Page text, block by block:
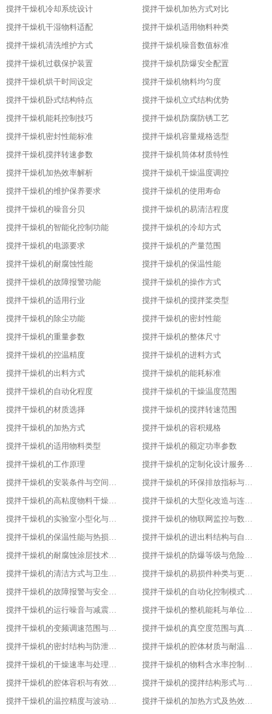
搅拌干燥机冷却系统设计
搅拌干燥机加热方式对比
搅拌干燥机干湿物料适配
搅拌干燥机适用物料种类
搅拌干燥机清洗维护方式
搅拌干燥机噪音数值标准
搅拌干燥机过载保护装置
搅拌干燥机防爆安全配置
搅拌干燥机烘干时间设定
搅拌干燥机物料均匀度
搅拌干燥机卧式结构特点
搅拌干燥机立式结构优势
搅拌干燥机能耗控制技巧
搅拌干燥机防腐防锈工艺
搅拌干燥机密封性能标准
搅拌干燥机容量规格选型
搅拌干燥机搅拌转速参数
搅拌干燥机筒体材质特性
搅拌干燥机加热效率解析
搅拌干燥机干燥温度调控
搅拌干燥机的维护保养要求
搅拌干燥机的使用寿命
搅拌干燥机的噪音分贝
搅拌干燥机的易清洁程度
搅拌干燥机的智能化控制功能
搅拌干燥机的冷却方式
搅拌干燥机的电源要求
搅拌干燥机的产量范围
搅拌干燥机的耐腐蚀性能
搅拌干燥机的保温性能
搅拌干燥机的故障报警功能
搅拌干燥机的操作方式
搅拌干燥机的适用行业
搅拌干燥机的搅拌桨类型
搅拌干燥机的除尘功能
搅拌干燥机的密封性能
搅拌干燥机的重量参数
搅拌干燥机的整体尺寸
搅拌干燥机的控温精度
搅拌干燥机的进料方式
搅拌干燥机的出料方式
搅拌干燥机的能耗标准
搅拌干燥机的自动化程度
搅拌干燥机的干燥温度范围
搅拌干燥机的材质选择
搅拌干燥机的搅拌转速范围
搅拌干燥机的加热方式
搅拌干燥机的容积规格
搅拌干燥机的适用物料类型
搅拌干燥机的额定功率参数
搅拌干燥机的工作原理
搅拌干燥机的定制化设计服务范围
搅拌干燥机的安装条件与空间布局要求
搅拌干燥机的环保排放指标与净化措施
搅拌干燥机的高粘度物料干燥适配设计
搅拌干燥机的大型化改造与连续生产能力
搅拌干燥机的实验室小型化与参数复刻性
搅拌干燥机的物联网监控与数据追溯能力
搅拌干燥机的保温性能与热损失率
搅拌干燥机的进出料结构与自动化适配
搅拌干燥机的耐腐蚀涂层技术与应用场景
搅拌干燥机的防爆等级与危险环境适配性
搅拌干燥机的清洁方式与卫生残留标准
搅拌干燥机的易损件种类与更换周期
搅拌干燥机的故障报警与安全保护功能
搅拌干燥机的自动化控制模式分类
搅拌干燥机的运行噪音与减震措施
搅拌干燥机的整机能耗与单位能耗标准
搅拌干燥机的变频调速范围与控制精度
搅拌干燥机的真空度范围与真空干燥效果
搅拌干燥机的密封结构与防泄漏等级
搅拌干燥机的腔体材质与耐温耐腐蚀性能
搅拌干燥机的干燥速率与处理量参数
搅拌干燥机的物料含水率控制范围
搅拌干燥机的腔体容积与有效装载率
搅拌干燥机的搅拌结构形式与适配物料
搅拌干燥机的温控精度与波动范围
搅拌干燥机的加热方式及热效率指标